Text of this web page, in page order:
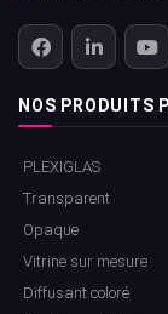
NOS PRODUITS
PLEXIGLAS
Transparent
Opaque
Vitrine sur mesure
Diffusant coloré